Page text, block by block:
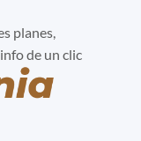
planes,
de un clic